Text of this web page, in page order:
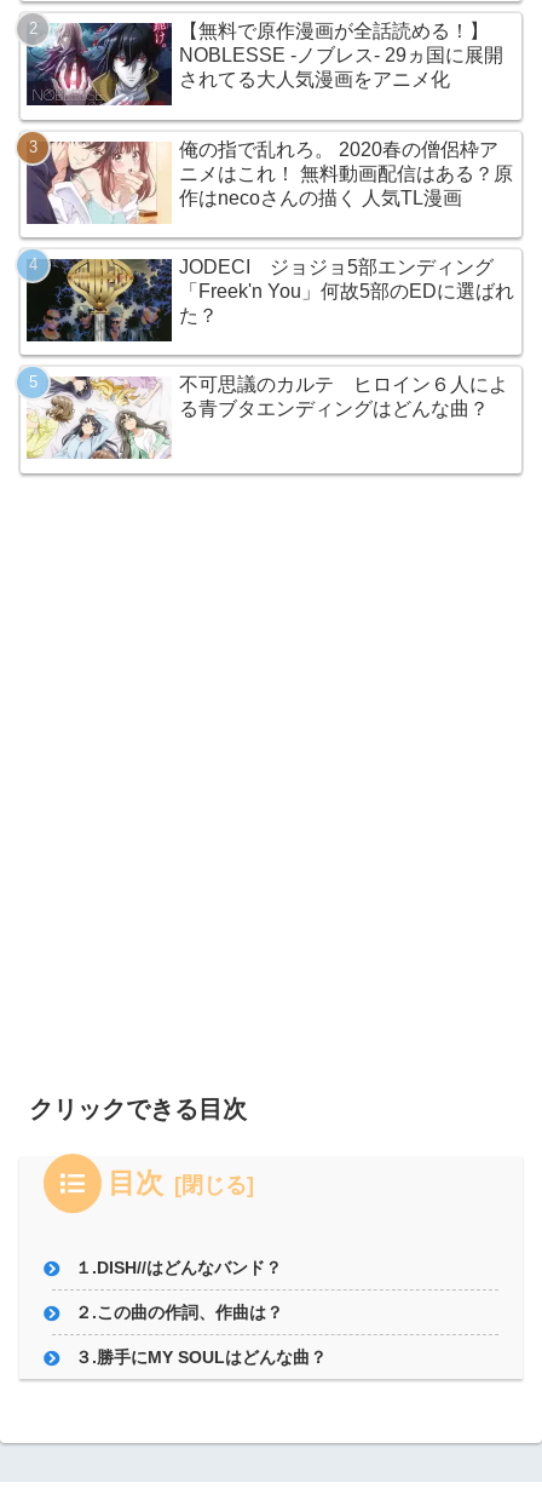
【無料で原作漫画が全話読める！】
NOBLESSE -ノブレス- 29ヵ国に展開
されてる大人気漫画をアニメ化
俺の指で乱れろ。 2020春の僧侶枠ア
ニメはこれ！ 無料動画配信はある？原
作はnecoさんの描く 人気TL漫画
JODECI ジョジョ5部エンディング
「Freek'n You」何故5部のEDに選ばれ
た？
不可思議のカルテ ヒロイン６人によ
る青ブタエンディングはどんな曲？
クリックできる目次
目次
１.DISH//はどんなバンド？
２.この曲の作詞、作曲は？
３.勝手にMY SOULはどんな曲？